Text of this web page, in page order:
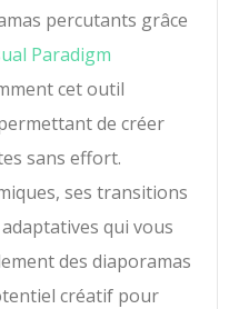
percutants grâce
Paradigm
cet outil
de créer
sans effort.
ses transitions
qui vous
des diaporamas
créatif pour